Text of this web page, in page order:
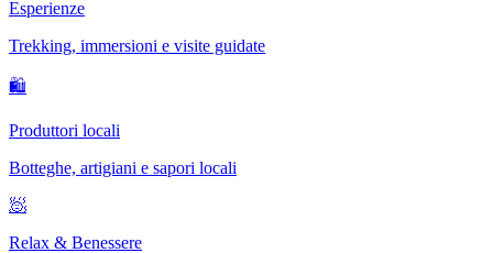
Esperienze
Trekking, immersioni e visite guidate
🛍
Produttori locali
Botteghe, artigiani e sapori locali
🧖
Relax & Benessere